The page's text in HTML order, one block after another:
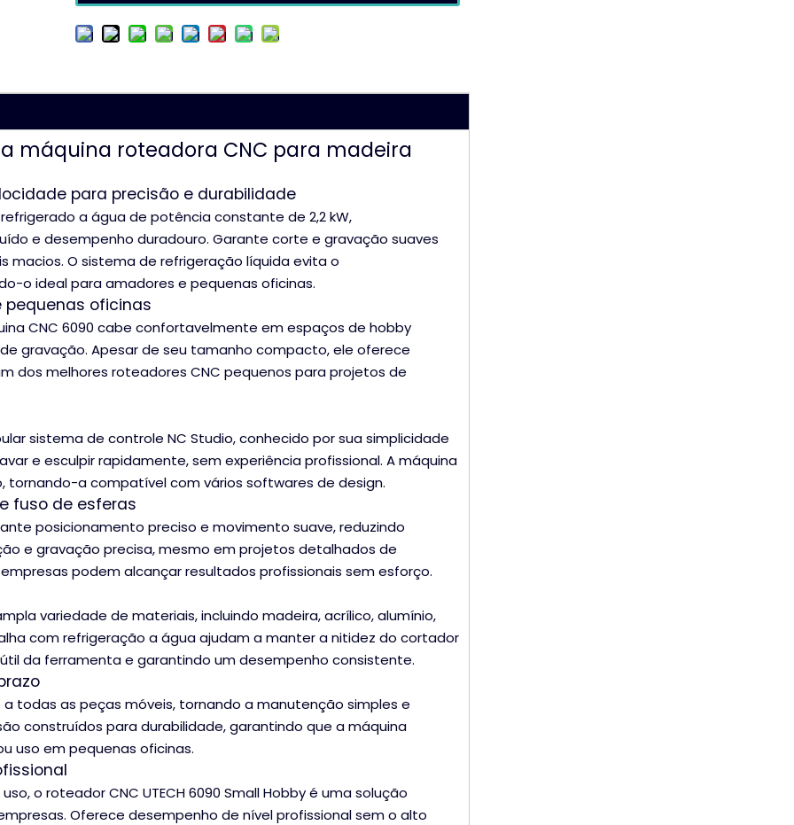
máquina roteadora CNC para madeira
para precisão e durabilidade
a água de potência constante de 2,2 kW,
e desempenho duradouro. Garante corte e gravação suaves
macios. O sistema de refrigeração líquida evita o
o ideal para amadores e pequenas oficinas.
oficinas
CNC 6090 cabe confortavelmente em espaços de hobby
gravação. Apesar de seu tamanho compacto, ele oferece
dos melhores roteadores CNC pequenos para projetos de
sistema de controle NC Studio, conhecido por sua simplicidade
e esculpir rapidamente, sem experiência profissional. A máquina
tornando-a compatível com vários softwares de design.
fuso de esferas
posicionamento preciso e movimento suave, reduzindo
e gravação precisa, mesmo em projetos detalhados de
podem alcançar resultados profissionais sem esforço.
variedade de materiais, incluindo madeira, acrílico, alumínio,
com refrigeração a água ajudam a manter a nitidez do cortador
da ferramenta e garantindo um desempenho consistente.
todas as peças móveis, tornando a manutenção simples e
construídos para durabilidade, garantindo que a máquina
uso em pequenas oficinas.
o roteador CNC UTECH 6090 Small Hobby é uma solução
Oferece desempenho de nível profissional sem o alto